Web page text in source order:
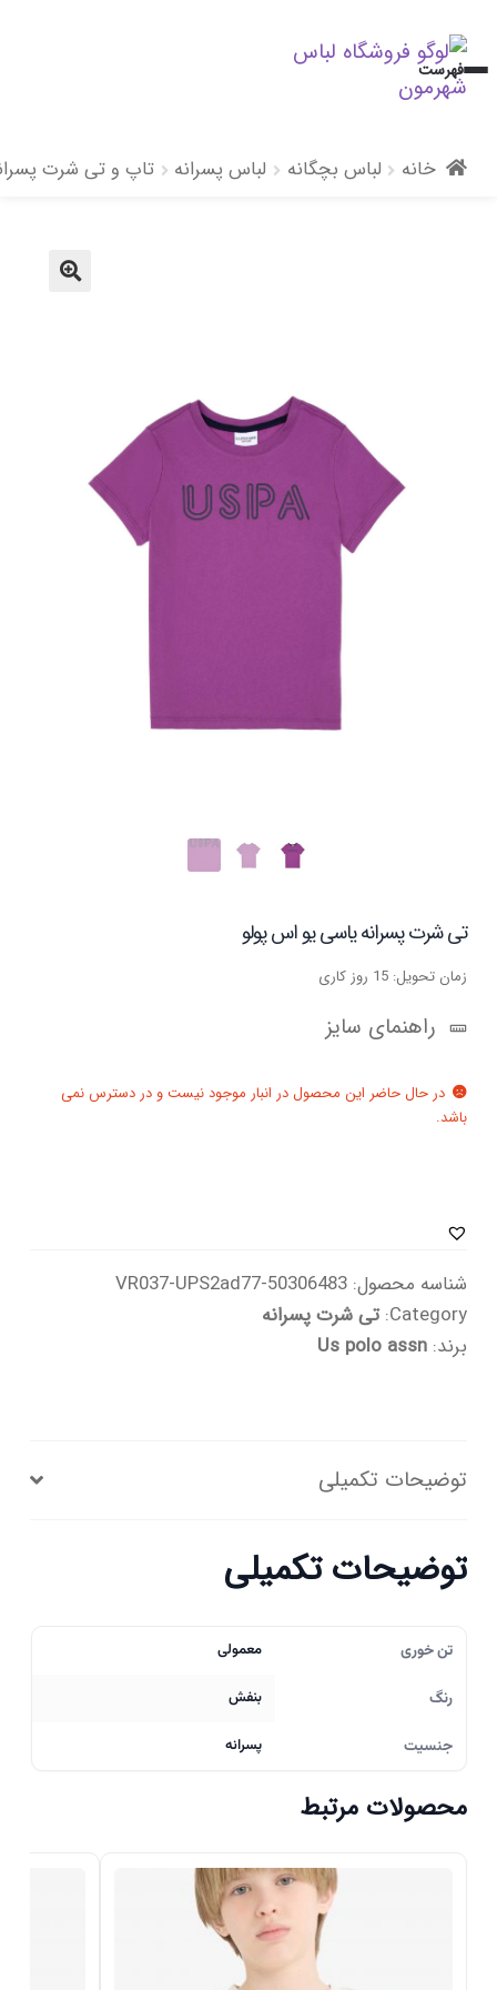
پرش
به
پرش
به
فهرست
خانه لباس بچگانه لباس پسرانه تاپ و تی شرت
تی شرت پسرانه یاسی یو اس پولو
زمان تحویل: 15 روز کاری
راهنمای سایز
در حال حاضر این محصول در انبار موجود نیست و در دسترس نمی
باشد.
شناسه محصول:50306483-VR037-UPS2ad77
Category: تی شرت پسرانه
برند:Us polo assn
توضیحات تکمیلی
توضیحات تکمیلی
تن خوری معمولی
رنگ بنفش
جنسیت پسرانه
محصولات مرتبط